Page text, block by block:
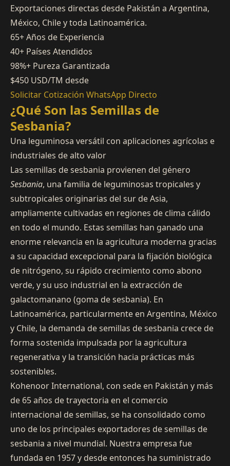
Exportaciones directas desde Pakistán a Argentina,
México, Chile y toda Latinoamérica.
65+Años de Experiencia
40+ Países Atendidos
98%+ Pureza Garantizada
$450 USD/TM desde
Solicitar Cotización WhatsApp Directo
¿Qué Son las Semillas de
Sesbania?
Una leguminosa versátil con aplicaciones agrícolas e
industriales de alto valor
Las semillas de sesbania provienen del género
Sesbania, una familia de leguminosas tropicales y
subtropicales originarias del sur de Asia,
ampliamente cultivadas en regiones de clima cálido
en todo el mundo. Estas semillas han ganado una
enorme relevancia en la agricultura moderna gracias
a su capacidad excepcional para la fijación biológica
de nitrógeno, su rápido crecimiento como abono
verde, y su uso industrial en la extracción de
galactomanano (goma de sesbania). En
Latinoamérica, particularmente en Argentina, México
y Chile, la demanda de semillas de sesbania crece de
forma sostenida impulsada por la agricultura
regenerativa y la transición hacia prácticas más
sostenibles.
Kohenoor International, con sede en Pakistán y más
de 65 años de trayectoria en el comercio
internacional de semillas, se ha consolidado como
uno de los principales exportadores de semillas de
sesbania a nivel mundial. Nuestra empresa fue
fundada en 1957 y desde entonces ha suministrado